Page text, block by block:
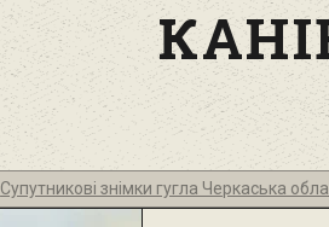
Супутникові знімки гугла Черкаська